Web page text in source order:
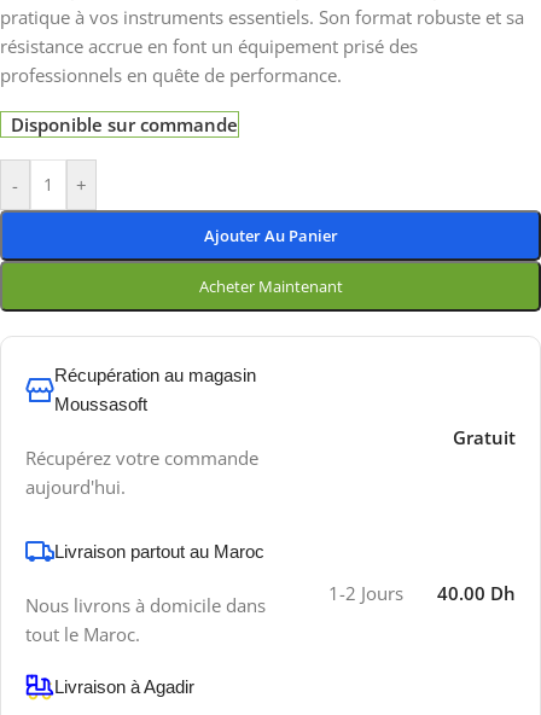
pratique à vos instruments essentiels. Son format robuste et sa
résistance accrue en font un équipement prisé des
professionnels en quête de performance.
Disponible sur commande
- +
Ajouter Au Panier
Acheter Maintenant
Récupération au magasin
Moussasoft
Récupérez votre commande
aujourd'hui.
Gratuit
Livraison partout au Maroc
Nous livrons à domicile dans
tout le Maroc.
1-2 Jours 40.00 Dh
Livraison à Agadir